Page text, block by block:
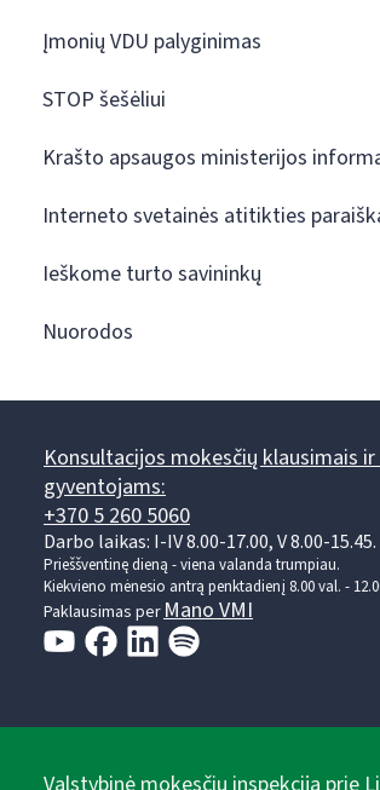
Įmonių VDU palyginimas
STOP šešėliui
Krašto apsaugos ministerijos
Interneto svetainės atitikties
Ieškome turto savininkų
Nuorodos
Konsultacijos mokesčių klausimais
gyventojams:
+370 5 260 5060
Darbo laikas: I-IV 8.00-17.00, V 8.00-15.45.
Prieššventinę dieną - viena valanda trumpiau.
Kiekvieno mėnesio antrą penktadienį 8.00 val. -
Paklausimas perMano VMI